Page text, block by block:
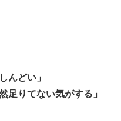
んどい」
足りてない気がする」